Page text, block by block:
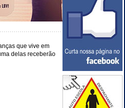
que vive em
delas receberão